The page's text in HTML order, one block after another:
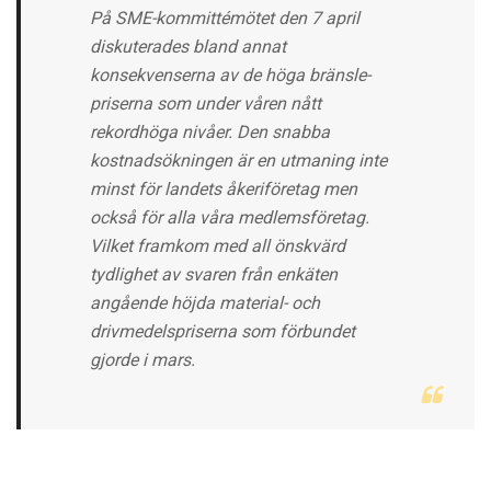
På SME-kommittémötet den 7 april
diskuterades bland annat
konsekvenserna av de höga bränsle-
priserna som under våren nått
rekordhöga nivåer. Den snabba
kostnadsökningen är en utmaning inte
minst för landets åkeriföretag men
också för alla våra medlemsföretag.
Vilket framkom med all önskvärd
tydlighet av svaren från enkäten
angående höjda material- och
drivmedelspriserna som förbundet
gjorde i mars.